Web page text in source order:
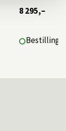
8 295,–